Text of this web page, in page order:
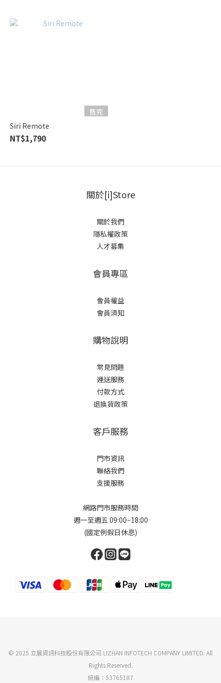
售完
Siri Remote
NT$1,790
關於[i]Store
關於我們
隱私權政策
人才募集
會員專區
會員權益
會員須知
購物說明
常見問題
運送服務
付款方式
退換貨政策
客戶服務
門市資訊
聯絡我們
支援服務
網路門市服務時間
週一至週五 09:00~18:00
(國定例假日休息)
© 2025 立展資訊科技股份有限公司 LIZHAN INFOTECH COMPANY LIMITED. All
Rights Reserved.
統編：53765187